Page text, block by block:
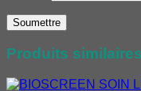
Produits similaires